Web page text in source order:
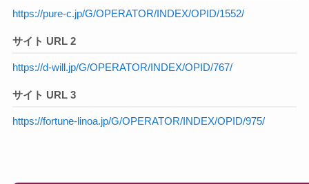
https://pure-c.jp/G/OPERATOR/INDEX/OPID/1552/
サイト URL 2
https://d-will.jp/G/OPERATOR/INDEX/OPID/767/
サイト URL 3
https://fortune-linoa.jp/G/OPERATOR/INDEX/OPID/975/